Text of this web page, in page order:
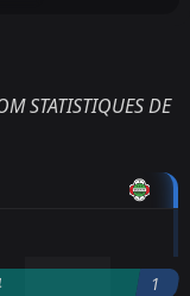
STATISTIQUES DE
1